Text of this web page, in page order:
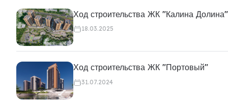
Ход строительства ЖК "Калина Долина"
18.03.2025
Ход строительства ЖК "Портовый"
31.07.2024